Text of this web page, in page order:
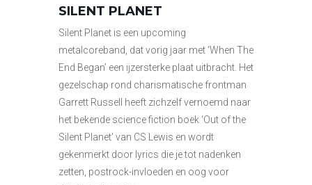
SILENT PLANET
Silent Planet is een upcoming
metalcoreband, dat vorig jaar met ‘When The
End Began’ een ijzersterke plaat uitbracht. Het
gezelschap rond charismatische frontman
Garrett Russell heeft zichzelf vernoemd naar
het bekende science fiction boek ‘Out of the
Silent Planet’ van CS Lewis en wordt
gekenmerkt door lyrics die je tot nadenken
zetten, postrock-invloeden en oog voor